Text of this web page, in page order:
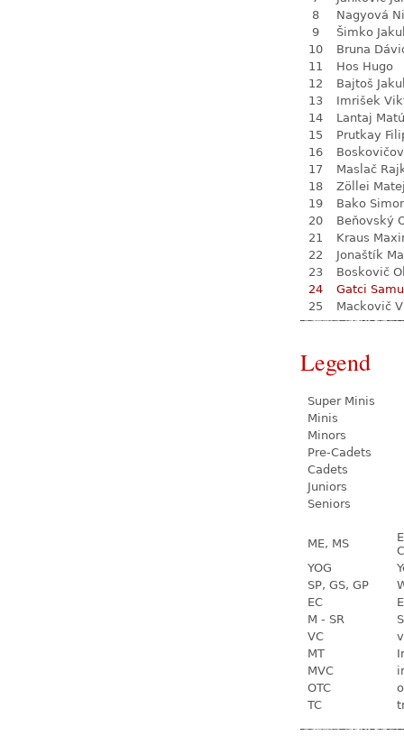
8
Nagyová
9
Šimko
10
Bruna
11
Hos Hugo
12
Bajtoš
13
Imrišek
14
Lantaj
15
Prutkay
16
17
Maslač
18
Zöllei
19
Bako
20
Beňovský
21
Kraus
22
Jonaštík
23
Boskovič
24
Gatci
25
Mackovič
Legend
Super Minis
Minis
Minors
Pre-Cadets
Cadets
Juniors
Seniors
ME, MS
YOG
SP, GS, GP
EC
M - SR
VC
MT
MVC
OTC
TC